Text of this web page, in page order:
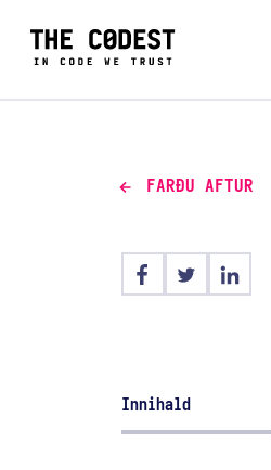
FARÐU AFTUR
Innihald